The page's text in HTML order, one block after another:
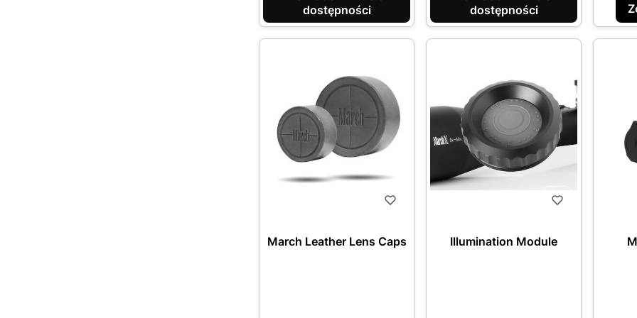
dostępności
dostępności
March Leather Lens Caps Illumination Module